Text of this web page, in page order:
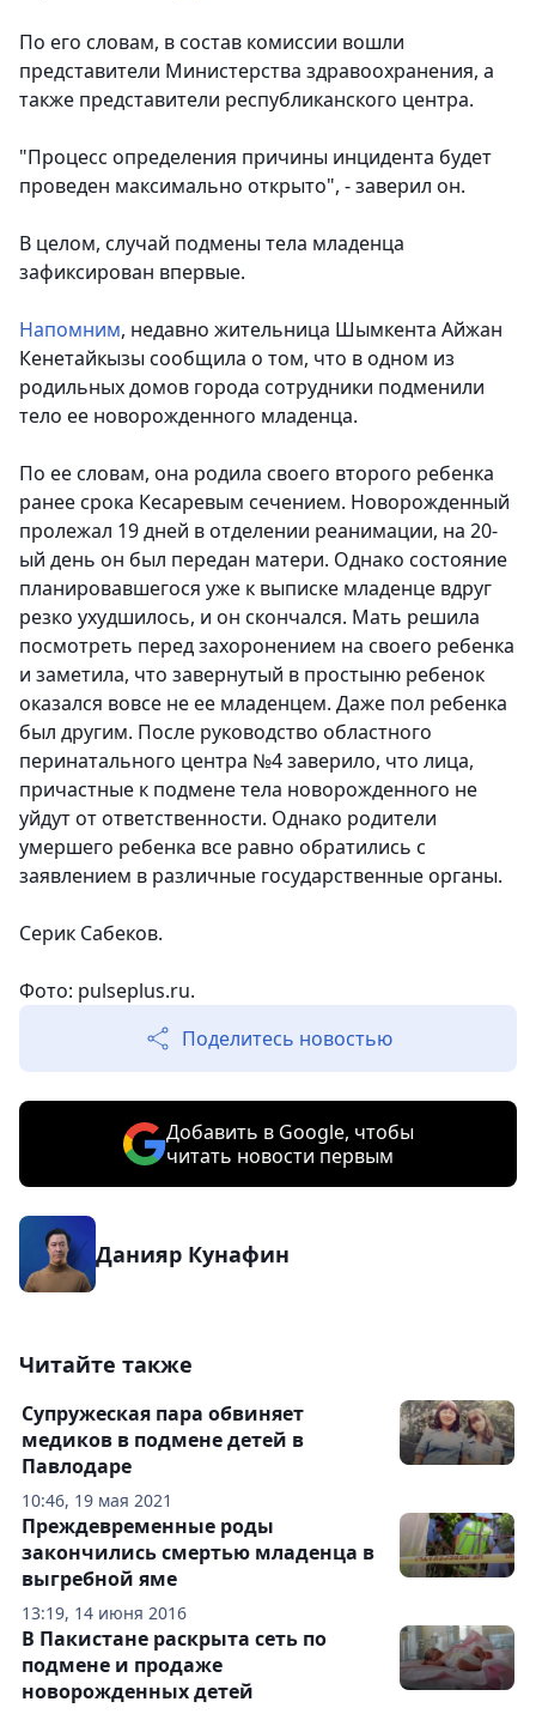
По его словам, в состав комиссии вошли
представители Министерства здравоохранения, а
также представители республиканского центра.
"Процесс определения причины инцидента будет
проведен максимально открыто", - заверил он.
В целом, случай подмены тела младенца
зафиксирован впервые.
Напомним, недавно жительница Шымкента Айжан
Кенетайкызы сообщила о том, что в одном из
родильных домов города сотрудники подменили
тело ее новорожденного младенца.
По ее словам, она родила своего второго ребенка
ранее срока Кесаревым сечением. Новорожденный
пролежал 19 дней в отделении реанимации, на 20-
ый день он был передан матери. Однако состояние
планировавшегося уже к выписке младенце вдруг
резко ухудшилось, и он скончался. Мать решила
посмотреть перед захоронением на своего ребенка
и заметила, что завернутый в простыню ребенок
оказался вовсе не ее младенцем. Даже пол ребенка
был другим. После руководство областного
перинатального центра №4 заверило, что лица,
причастные к подмене тела новорожденного не
уйдут от ответственности. Однако родители
умершего ребенка все равно обратились с
заявлением в различные государственные органы.
Серик Сабеков.
Фото: pulseplus.ru.
Поделитесь новостью
Добавить в Google, чтобы
читать новости первым
Данияр Кунафин
Читайте также
10:46, 19 мая 2021
Супружеская пара обвиняет
медиков в подмене детей в
Павлодаре
13:19, 14 июня 2016
Преждевременные роды
закончились смертью младенца в
выгребной яме
В Пакистане раскрыта сеть по
подмене и продаже
новорожденных детей